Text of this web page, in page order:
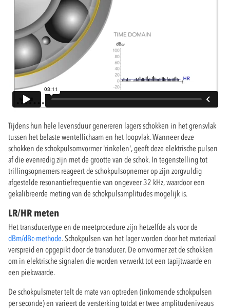
Tijdens hun hele levensduur genereren lagers schokken in het grensvlak
tussen het belaste wentellichaam en het loopvlak. Wanneer deze
schokken de schokpulsomvormer 'rinkelen', geeft deze elektrische pulsen
af die evenredig zijn met de grootte van de schok. In tegenstelling tot
trillingsopnemers reageert de schokpulsopnemer op zijn zorgvuldig
afgestelde resonantiefrequentie van ongeveer 32 kHz, waardoor een
gekalibreerde meting van de schokpulsamplitudes mogelijk is.
LR/HR meten
Het transducertype en de meetprocedure zijn hetzelfde als voor de
dBm/dBc-methode. Schokpulsen van het lager worden door het materiaal
verspreid en opgepikt door de transducer. De omvormer zet de schokken
om in elektrische signalen die worden verwerkt tot een tapijtwaarde en
een piekwaarde.
De schokpulsmeter telt de mate van optreden (inkomende schokpulsen
per seconde) en varieert de versterking totdat er twee amplitudeniveaus